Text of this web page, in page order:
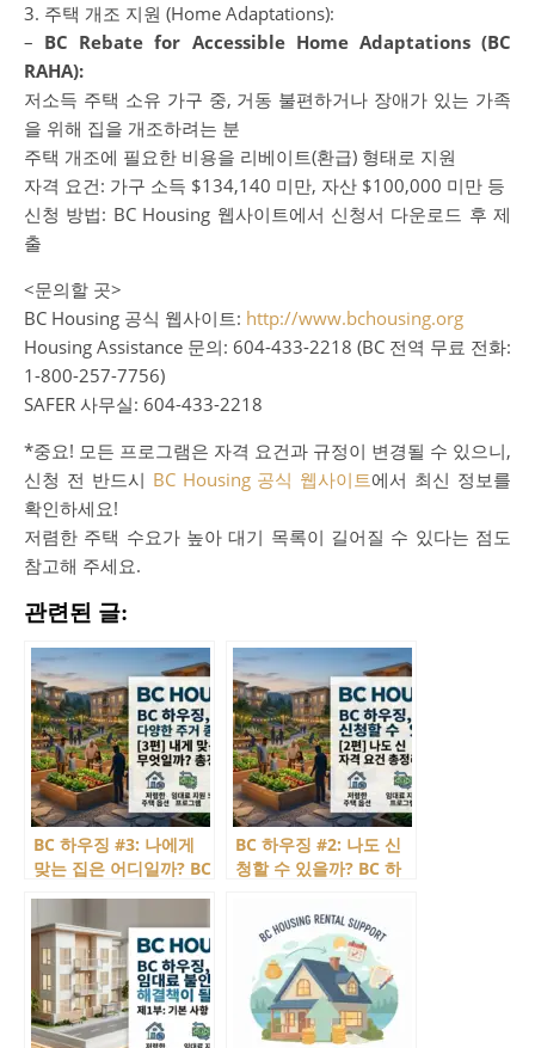
3. 주택 개조 지원 (Home Adaptations):
– BC Rebate for Accessible Home Adaptations (BC
RAHA):
저소득 주택 소유 가구 중, 거동 불편하거나 장애가 있는 가족
을 위해 집을 개조하려는 분
주택 개조에 필요한 비용을 리베이트(환급) 형태로 지원
자격 요건: 가구 소득 $134,140 미만, 자산 $100,000 미만 등
신청 방법: BC Housing 웹사이트에서 신청서 다운로드 후 제
출
<문의할 곳>
BC Housing 공식 웹사이트: http://www.bchousing.org
Housing Assistance 문의: 604-433-2218 (BC 전역 무료 전화:
1-800-257-7756)
SAFER 사무실: 604-433-2218
*중요! 모든 프로그램은 자격 요건과 규정이 변경될 수 있으니,
신청 전 반드시 BC Housing 공식 웹사이트에서 최신 정보를
확인하세요!
저렴한 주택 수요가 높아 대기 목록이 길어질 수 있다는 점도
참고해 주세요.
관련된 글:
BC 하우징 #3: 나에게
맞는 집은 어디일까? BC
BC 하우징 #2: 나도 신
청할 수 있을까? BC 하